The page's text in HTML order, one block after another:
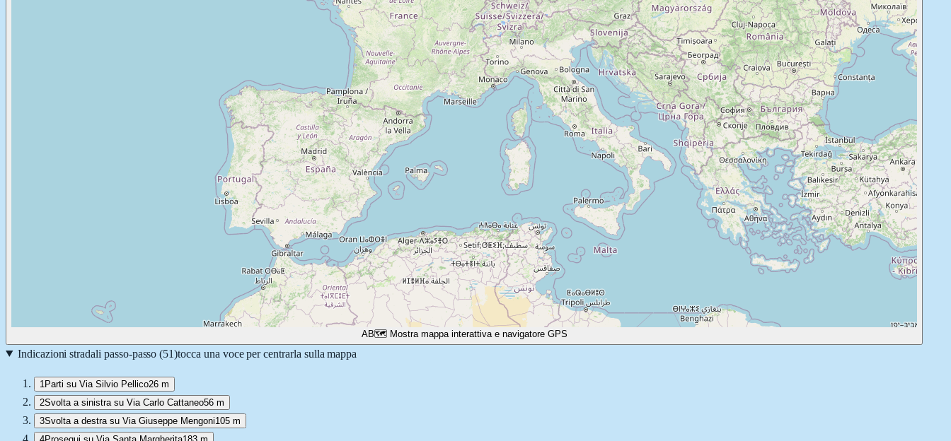
AB🗺️ Mostra mappa interattiva e navigatore GPS
Indicazioni stradali passo-passo (51)tocca una voce per centrarla sulla mappa
1 Parti su Via Silvio Pellico26 m
2Svolta a sinistra su Via Carlo Cattaneo56 m
3Svolta a destra su Via Giuseppe Mengoni105 m